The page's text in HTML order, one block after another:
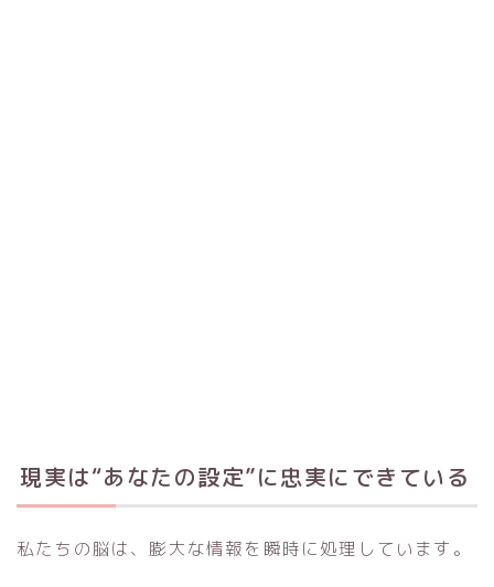
現実は“あなたの設定”に忠実にできている
私たちの脳は、膨大な情報を瞬時に処理しています。